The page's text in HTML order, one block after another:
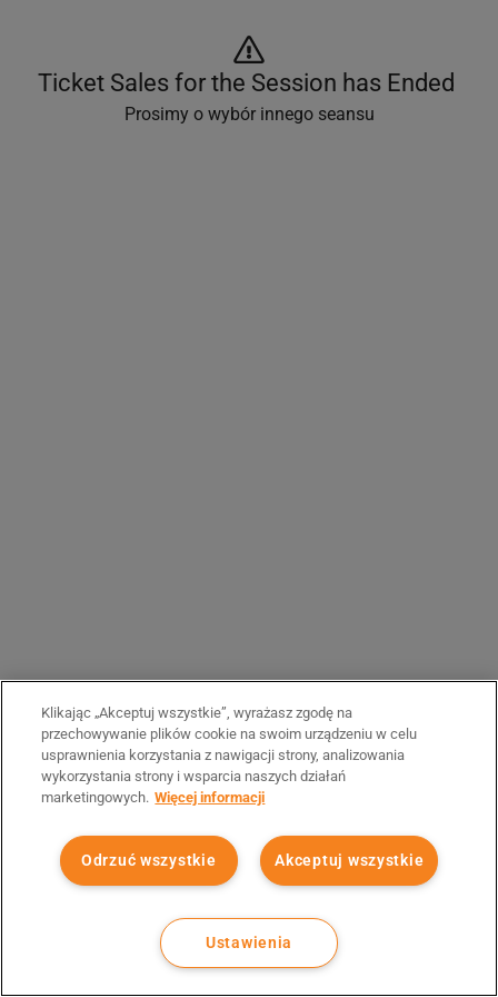
Ticket Sales for the Session has Ended
Prosimy o wybór innego seansu
Klikając „Akceptuj wszystkie”, wyrażasz zgodę na
przechowywanie plików cookie na swoim urządzeniu w celu
usprawnienia korzystania z nawigacji strony, analizowania
wykorzystania strony i wsparcia naszych działań
marketingowych. Więcej informacji
Akceptuj wszystkie
Odrzuć wszystkie
Ustawienia